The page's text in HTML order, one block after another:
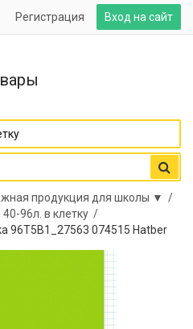
Вход на сайт
Регистрация
продукция для школы ▼ /
40-96л. в клетку /
96Т5В1_27563 074515 Hatber